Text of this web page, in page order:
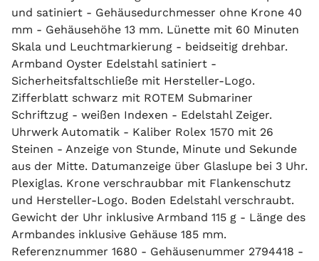
und satiniert - Gehäusedurchmesser ohne Krone 40
mm - Gehäusehöhe 13 mm. Lünette mit 60 Minuten
Skala und Leuchtmarkierung - beidseitig drehbar.
Armband Oyster Edelstahl satiniert -
Sicherheitsfaltschließe mit Hersteller-Logo.
Zifferblatt schwarz mit ROTEM Submariner
Schriftzug - weißen Indexen - Edelstahl Zeiger.
Uhrwerk Automatik - Kaliber Rolex 1570 mit 26
Steinen - Anzeige von Stunde, Minute und Sekunde
aus der Mitte. Datumanzeige über Glaslupe bei 3 Uhr.
Plexiglas. Krone verschraubbar mit Flankenschutz
und Hersteller-Logo. Boden Edelstahl verschraubt.
Gewicht der Uhr inklusive Armband 115 g - Länge des
Armbandes inklusive Gehäuse 185 mm.
Referenznummer 1680 - Gehäusenummer 2794418 -